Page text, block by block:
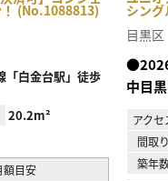
(No.1088813)
に入
り登
「白金台駅」徒歩
20.2m²
額目安
シン
目黒区
中目
アクセ
間取り
築年